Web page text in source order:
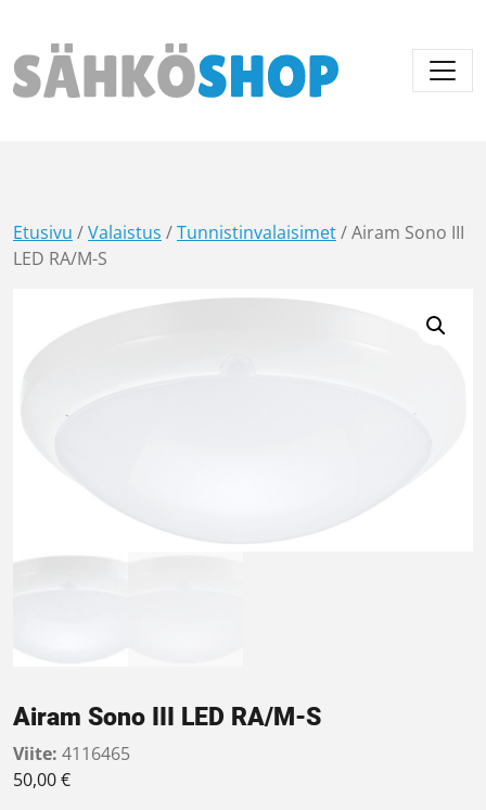
Päävalikko
Etusivu /Valaistus /Tunnistinvalaisimet/ Airam Sono III
LED RA/M-S
Airam Sono III LED RA/M-S
Viite: 4116465
50,00€